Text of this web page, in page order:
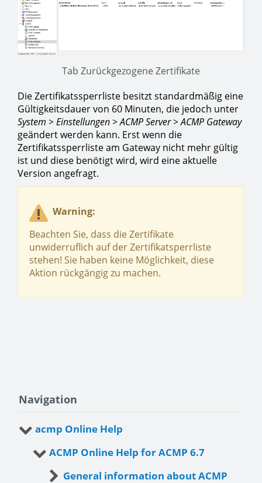
Tab Zurückgezogene Zertifikate
Die Zertifikatssperrliste besitzt standardmäßig eine
Gültigkeitsdauer von 60 Minuten, die jedoch unter
System > Einstellungen > ACMP Server > ACMP Gateway
geändert werden kann. Erst wenn die
Zertifikatssperrliste am Gateway nicht mehr gültig
ist und diese benötigt wird, wird eine aktuelle
Version angefragt.
Warning:
Beachten Sie, dass die Zertifikate
unwiderruflich auf der Zertifikatsperrliste
stehen! Sie haben keine Möglichkeit, diese
Aktion rückgängig zu machen.
Navigation
acmp Online Help
ACMP Online Help for ACMP 6.7
General information about ACMP